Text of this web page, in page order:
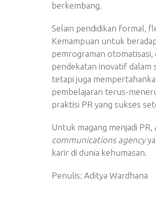
berkembang.
Selain pendidikan formal,
Kemampuan untuk
pemrograman otomatisasi,
pendekatan inovatif dalam
tetapi juga
pembelajaran terus-
praktisi PR yang sukses
Untuk magang menjadi
communications agency
karir di dunia kehumasan.
Penulis: Aditya Wardhana